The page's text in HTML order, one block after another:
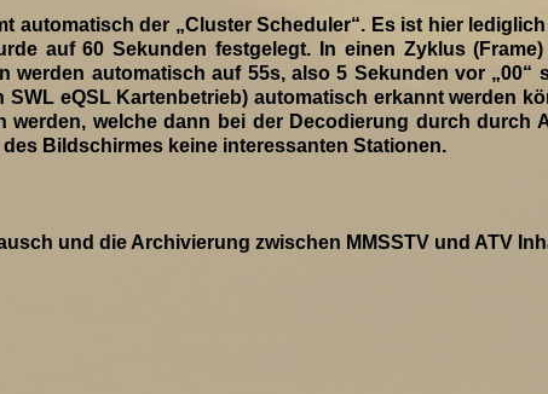
automatisch der „Cluster Scheduler“. Es ist hier
auf 60 Sekunden festgelegt. In einen Zyklus
werden automatisch auf 55s, also 5 Sekunden vor „00“
eQSL Kartenbetrieb) automatisch erkannt werden
werden, welche dann bei der Decodierung durch durch
Bildschirmes keine interessanten Stationen.
und die Archivierung zwischen MMSSTV und ATV